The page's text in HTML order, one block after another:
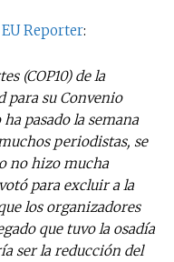
EU Reporter:
(COP10) de la
para su Convenio
pasado la semana
periodistas, se
no hizo mucha
para excluir a la
los organizadores
que tuvo la osadía
ser la reducción del